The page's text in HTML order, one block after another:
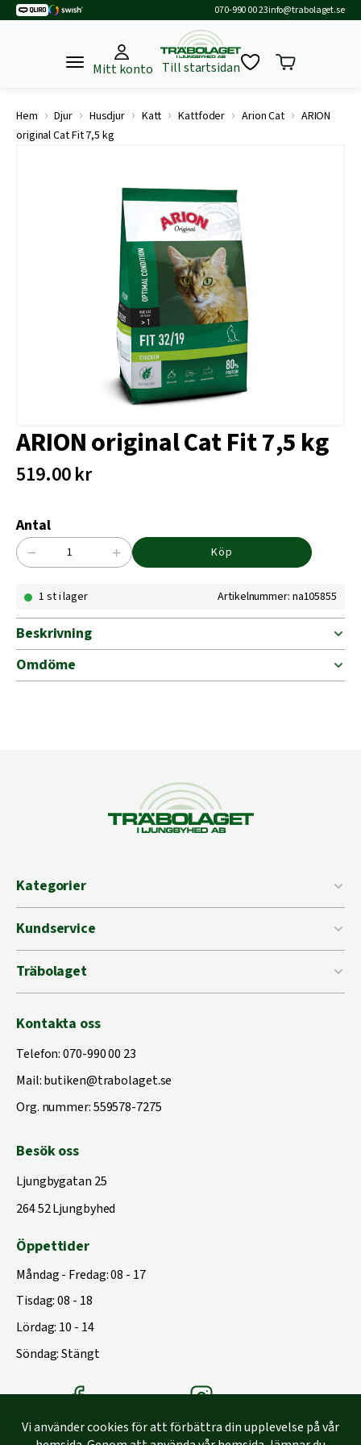
070-990 00 23info@trabolaget.se
Mitt konto Till startsidan
Hem › Djur › Husdjur › Katt › Kattfoder › Arion Cat › ARION
original Cat Fit 7,5 kg
ARION original Cat Fit 7,5 kg
519.00kr
Antal
ARION
Cat
7,5
mängd
− + Köp
1 st i lager Artikelnummer: na105855
Beskrivning
Omdöme
Kategorier
Kundservice
Träbolaget
Kontakta oss
Telefon:070-990 00 23
Mail:butiken@trabolaget.se
Org. nummer: 559578-7275
Besök oss
Ljungbygatan 25
264 52 Ljungbyhed
Öppettider
Måndag - Fredag: 08 - 17
Tisdag: 08 - 18
Lördag: 10 - 14
Söndag: Stängt
Träbolagets FacebookTräbolagets instagram